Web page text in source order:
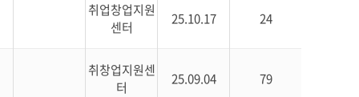
취업창업지원
센터
25.10.17 24
취창업지원센
터
25.09.04 79